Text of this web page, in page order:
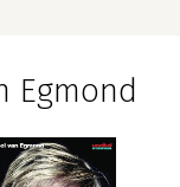
Egmond